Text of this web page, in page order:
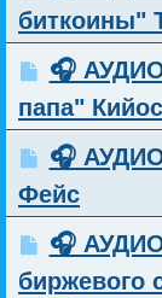
биткоины"
🎧
папа"
🎧
Фейс
🎧
биржевого